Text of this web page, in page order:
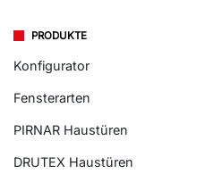
PRODUKTE
Konfigurator
Fensterarten
PIRNAR Haustüren
DRUTEX Haustüren